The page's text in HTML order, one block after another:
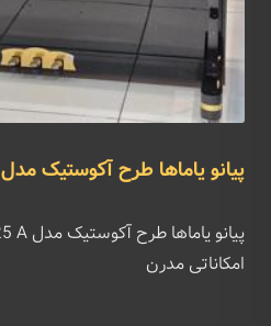
پیانو یاماها طرح آکوستیک مدل CH125 A
امکاناتی مدرن